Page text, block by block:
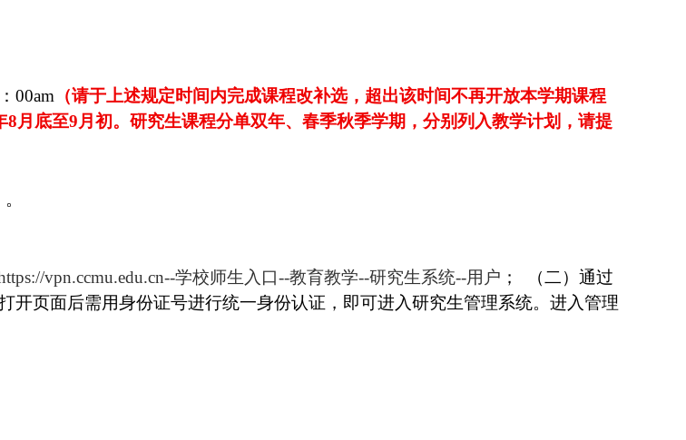
00am （请于上述规定时间内完成课程改补选，超出该时间不再开放本学期课程
月底至9月初。研究生课程分单双年、春季秋季学期，分别列入教学计划，请提
vpn.ccmu.edu.cn--学校师生入口--教育教学--研究生系统--用户 ； （二）通过
开页面后需用身份证号进行统一身份认证，即可进入研究生管理系统。进入管理